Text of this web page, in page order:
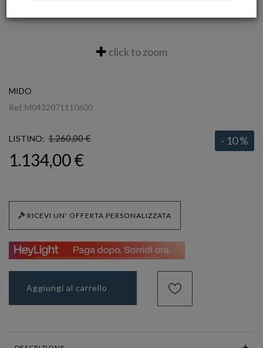
click to zoom
MIDO
Ref. M0432071110600
LISTINO: 1.260,00 € - 10 %
1.134,00 €
RICEVI UN' OFFERTA PERSONALIZZATA
Aggiungi al carrello